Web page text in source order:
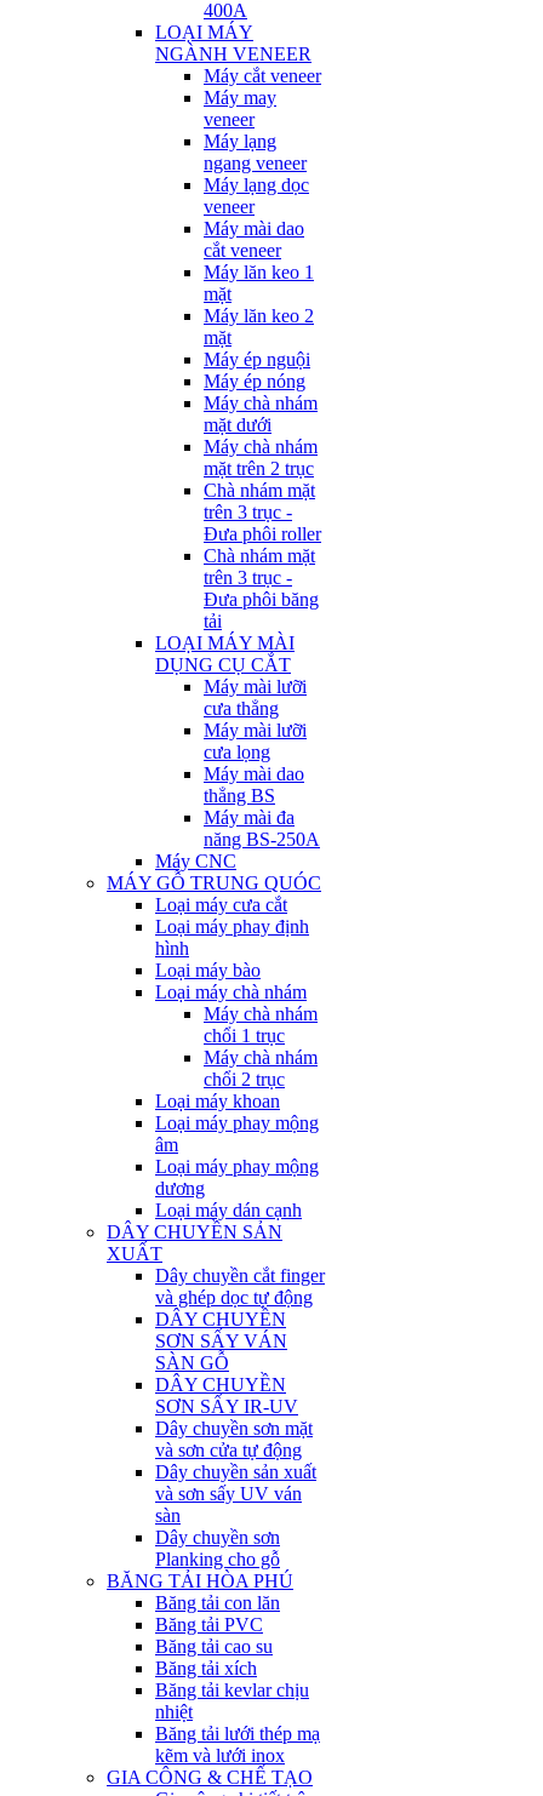
400A
LOẠI MÁY
NGÀNH VENEER
Máy cắt veneer
Máy may
veneer
Máy lạng
ngang veneer
Máy lạng dọc
veneer
Máy mài dao
cắt veneer
Máy lăn keo 1
mặt
Máy lăn keo 2
mặt
Máy ép nguội
Máy ép nóng
Máy chà nhám
mặt dưới
Máy chà nhám
mặt trên 2 trục
Chà nhám mặt
trên 3 trục -
Đưa phôi roller
Chà nhám mặt
trên 3 trục -
Đưa phôi băng
tải
LOẠI MÁY MÀI
DỤNG CỤ CẮT
Máy mài lưỡi
cưa thẳng
Máy mài lưỡi
cưa lọng
Máy mài dao
thẳng BS
Máy mài đa
năng BS-250A
Máy CNC
MÁY GỖ TRUNG QUÓC
Loại máy cưa cắt
Loại máy phay định
hình
Loại máy bào
Loại máy chà nhám
Máy chà nhám
chổi 1 trục
Máy chà nhám
chổi 2 trục
Loại máy khoan
Loại máy phay mộng
âm
Loại máy phay mộng
dương
Loại máy dán cạnh
DÂY CHUYỀN SẢN
XUẤT
Dây chuyền cắt finger
và ghép dọc tự động
DÂY CHUYỀN
SƠN SẤY VÁN
SÀN GỖ
DÂY CHUYỀN
SƠN SẤY IR-UV
Dây chuyền sơn mặt
và sơn cửa tự động
Dây chuyền sản xuất
và sơn sấy UV ván
sàn
Dây chuyền sơn
Planking cho gỗ
BĂNG TẢI HÒA PHÚ
Băng tải con lăn
Băng tải PVC
Băng tải cao su
Băng tải xích
Băng tải kevlar chịu
nhiệt
Băng tải lưới thép mạ
kẽm và lưới inox
GIA CÔNG & CHẾ TẠO